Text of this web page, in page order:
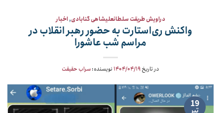
دراویش طریقت سلطانعلیشاهی گنابادی,اخبار
واکنش ری‌استارت به حضور رهبر انقلاب در
مراسم شب عاشورا
در تاریخ ۱۴۰۴/۰۴/۱۹ نویسنده:سراب حقیقت
19
تیر